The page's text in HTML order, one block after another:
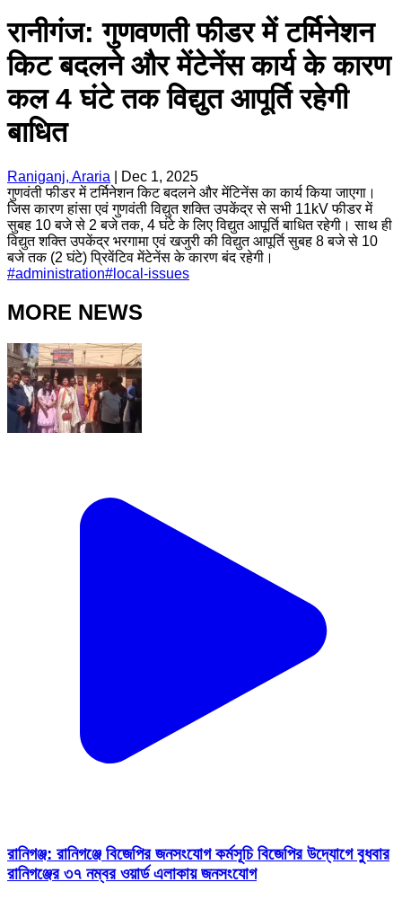
रानीगंज: गुणवणती फीडर में टर्मिनेशन
किट बदलने और मेंटेनेंस कार्य के कारण
कल 4 घंटे तक विद्युत आपूर्ति रहेगी
बाधित
Raniganj, Araria
Dec 1, 2025
गुणवंती फीडर में टर्मिनेशन किट बदलने और मेंटिनेंस का कार्य किया जाएगा।
जिस कारण हांसा एवं गुणवंती विद्युत शक्ति उपकेंद्र से सभी 11kV फीडर में
सुबह 10 बजे से 2 बजे तक, 4 घंटे के लिए विद्युत आपूर्ति बाधित रहेगी। साथ ही
विद्युत शक्ति उपकेंद्र भरगामा एवं खजुरी की विद्युत आपूर्ति सुबह 8 बजे से 10
बजे तक (2 घंटे) प्रिवेंटिव मेंटेनेंस के कारण बंद रहेगी।
#administration# local-issues
MORE NEWS
রানিগঞ্জ: রানিগঞ্জে বিজেপির জনসংযোগ কর্মসূচি বিজেপির উদ্যোগে বুধবার
রানিগঞ্জের ৩৭ নম্বর ওয়ার্ড এলাকায় জনসংযোগ